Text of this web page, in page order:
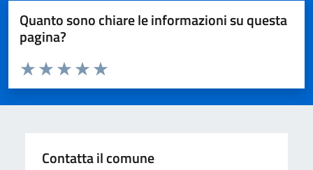
Quanto sono chiare le informazioni su questa
pagina?
Valuta da 1 a 5 stelle la pagina
Valuta 5 stelle su 5
Valuta 4 stelle su 5
Valuta 3 stelle su 5
Valuta 2 stelle su 5
Valuta 1 stelle su 5
Contatta il comune